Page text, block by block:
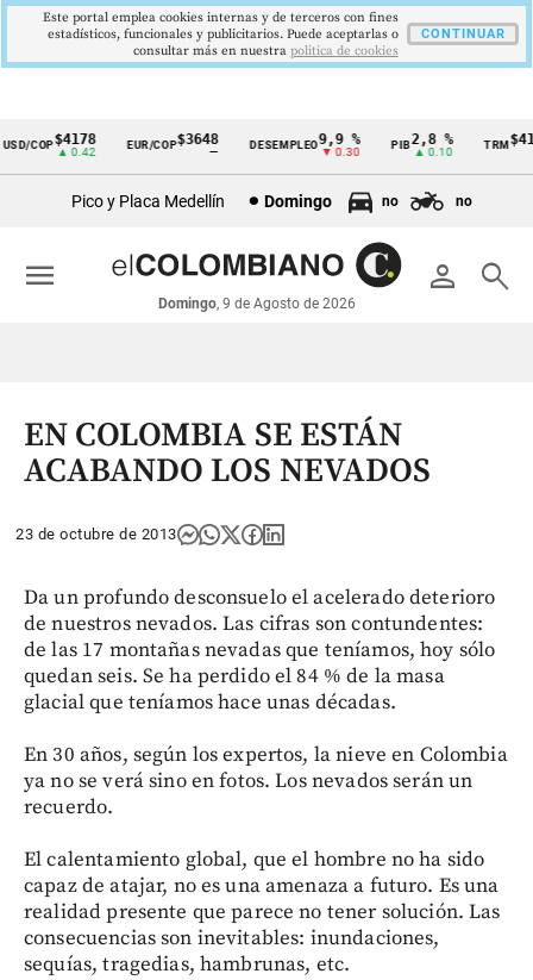
Cintillo
económicos
Colombia
COP$4178
▲ 0.42
EUR/COP$3648 DESEMPLEO 9,9 %
▼ 0.30
PIB2,8 %
▲ 0.10
TRM
Pico y Placa Medellín Domingo no no
person search
Domingo, 9 de Agosto de 2026
menu
EN COLOMBIA SE ESTÁN
ACABANDO LOS NEVADOS
23 de octubre de 2013
Da un profundo desconsuelo el acelerado deterioro
de nuestros nevados. Las cifras son contundentes:
de las 17 montañas nevadas que teníamos, hoy sólo
quedan seis. Se ha perdido el 84 % de la masa
glacial que teníamos hace unas décadas.
En 30 años, según los expertos, la nieve en Colombia
ya no se verá sino en fotos. Los nevados serán un
recuerdo.
El calentamiento global, que el hombre no ha sido
capaz de atajar, no es una amenaza a futuro. Es una
realidad presente que parece no tener solución. Las
consecuencias son inevitables: inundaciones,
sequías, tragedias, hambrunas, etc.
Este portal emplea cookies internas y de terceros con fines
estadísticos, funcionales y publicitarios. Puede aceptarlas o
consultar más en nuestra politica de cookies
CONTINUAR